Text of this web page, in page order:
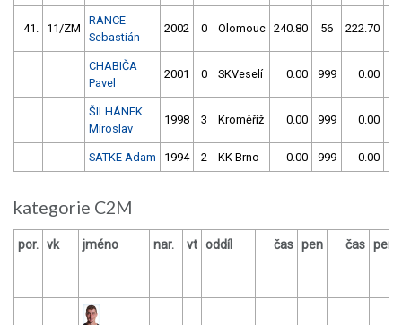
41. 11/ZM
RANCE
Sebastián
2002 0 Olomouc 240.80 56 222.70
CHABIČA
Pavel
2001 0 SKVeselí 0.00 999 0.00
ŠILHÁNEK
Miroslav
1998 3 Kroměříž 0.00 999 0.00
SATKE Adam 1994 2 KK Brno 0.00 999 0.00
kategorie C2M
por. vk jméno nar. vt oddíl čas pen čas pen